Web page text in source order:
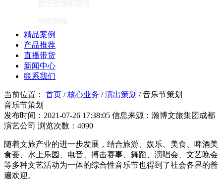
精品案例
产品推荐
直播带货
新闻中心
联系我们
当前位置： 首页 /核心业务 /演出策划 /音乐节策划
音乐节策划
发布时间：2021-07-26 17:38:05 信息来源：瀚博文旅集团成都
演艺公司 浏览次数：4090
随着文旅产业的进一步发展，结合旅游、娱乐、美食、啤酒美
食荟、水上乐园、电音、搏击赛事、舞蹈、演唱会、文艺晚会
等多种文艺活动为一体的综合性音乐节也得到了社会各界的普
遍欢迎。